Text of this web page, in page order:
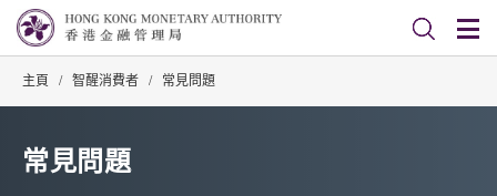
主頁 / 智醒消費者 / 常見問題
常見問題